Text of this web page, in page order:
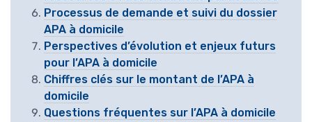
Processus de demande et suivi du dossier
APA à domicile
Perspectives d’évolution et enjeux futurs
pour l’APA à domicile
Chiffres clés sur le montant de l’APA à
domicile
Questions fréquentes sur l’APA à domicile